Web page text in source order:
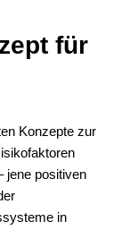
für
Konzepte zur
jene positiven
in